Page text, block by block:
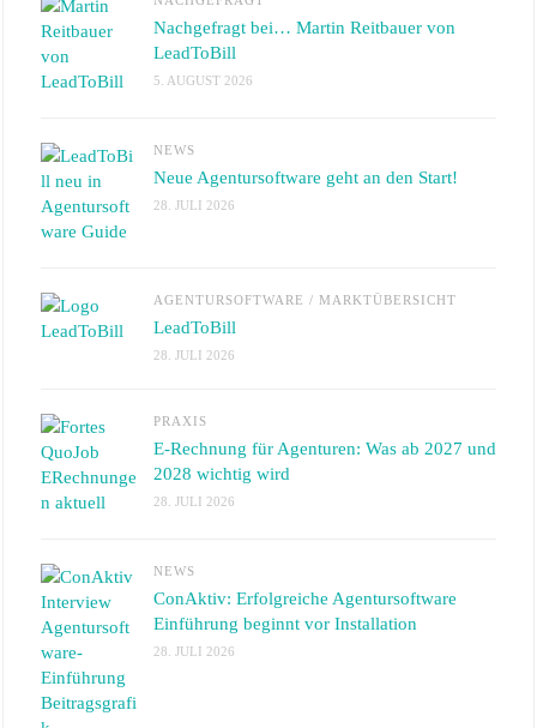
Nachgefragt bei… Martin Reitbauer von
LeadToBill
5. AUGUST 2026
NEWS
Neue Agentursoftware geht an den Start!
28. JULI 2026
AGENTURSOFTWARE / MARKTÜBERSICHT
LeadToBill
28. JULI 2026
PRAXIS
E-Rechnung für Agenturen: Was ab 2027 und
2028 wichtig wird
28. JULI 2026
NEWS
ConAktiv: Erfolgreiche Agentursoftware
Einführung beginnt vor Installation
28. JULI 2026